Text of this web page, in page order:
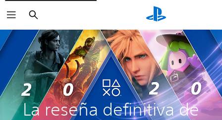
Buscar
La reseña definitiva de